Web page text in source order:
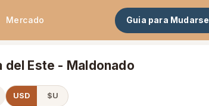
Mercado Guia para Mudarse
del Este - Maldonado
USD $U